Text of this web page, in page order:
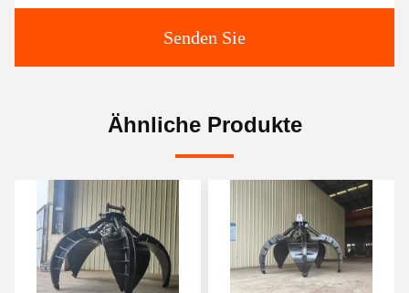
Senden Sie
Ähnliche Produkte